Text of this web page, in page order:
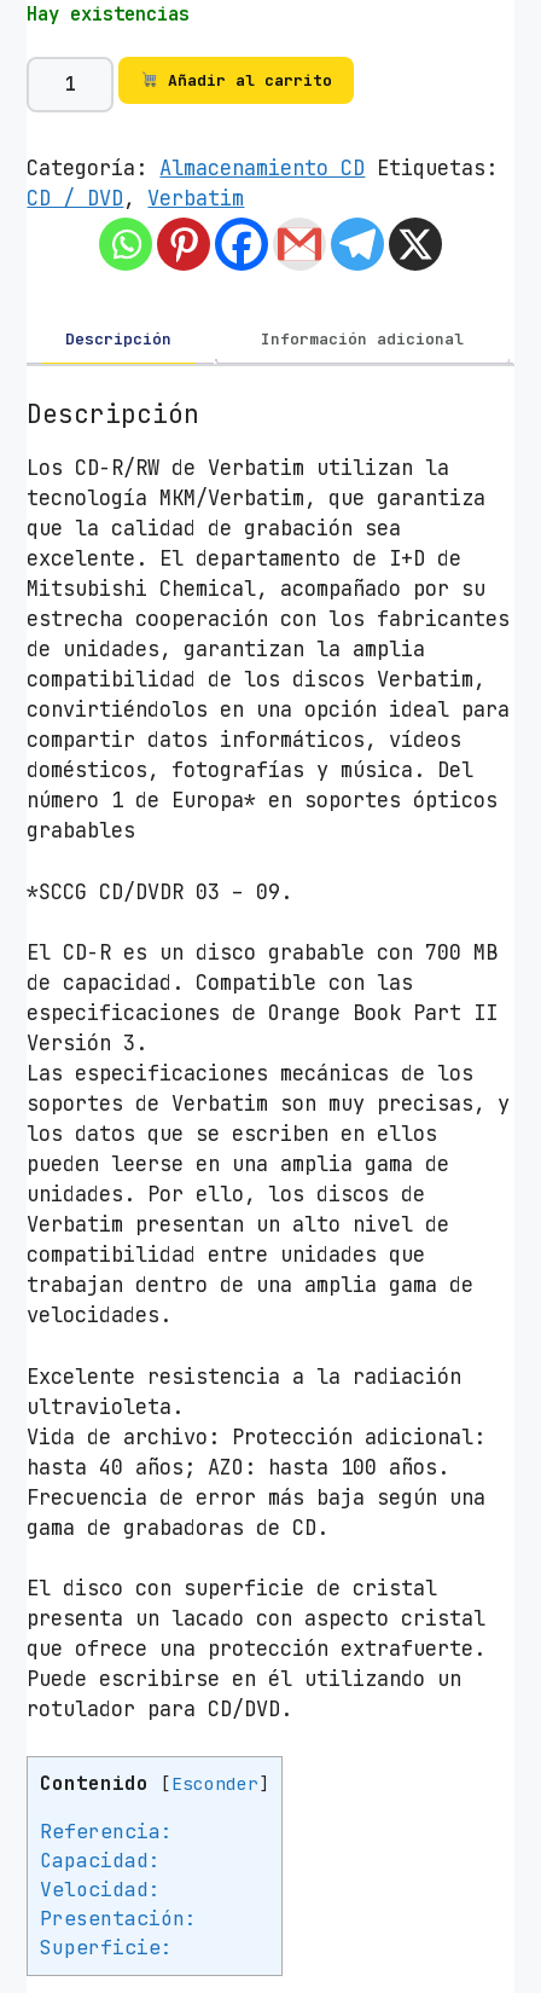
Hay existencias
C
D
R
V
i
m
Z
O
C
r
y
s
t
a
l
5
2
X
/
a
a
-
1
0
u
d
s
c
a
n
t
i
d
d
Añadir al carrito
Categoría: Almacenamiento CD Etiquetas:
CD / DVD, Verbatim
Descripción Información adicional
Descripción
Los CD-R/RW de Verbatim utilizan la
tecnología MKM/Verbatim, que garantiza
que la calidad de grabación sea
excelente. El departamento de I+D de
Mitsubishi Chemical, acompañado por su
estrecha cooperación con los fabricantes
de unidades, garantizan la amplia
compatibilidad de los discos Verbatim,
convirtiéndolos en una opción ideal para
compartir datos informáticos, vídeos
domésticos, fotografías y música. Del
número 1 de Europa* en soportes ópticos
grabables
*SCCG CD/DVDR 03 – 09.
El CD-R es un disco grabable con 700 MB
de capacidad. Compatible con las
especificaciones de Orange Book Part II
Versión 3.
Las especificaciones mecánicas de los
soportes de Verbatim son muy precisas, y
los datos que se escriben en ellos
pueden leerse en una amplia gama de
unidades. Por ello, los discos de
Verbatim presentan un alto nivel de
compatibilidad entre unidades que
trabajan dentro de una amplia gama de
velocidades.
Excelente resistencia a la radiación
ultravioleta.
Vida de archivo: Protección adicional:
hasta 40 años; AZO: hasta 100 años.
Frecuencia de error más baja según una
gama de grabadoras de CD.
El disco con superficie de cristal
presenta un lacado con aspecto cristal
que ofrece una protección extrafuerte.
Puede escribirse en él utilizando un
rotulador para CD/DVD.
Contenido [Esconder]
Referencia:
Capacidad:
Velocidad:
Presentación:
Superficie: